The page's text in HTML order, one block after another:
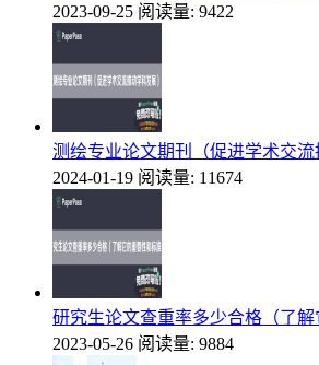
2023-09-25 阅读量: 9422
测绘专业论文期刊（促进学术交流
2024-01-19 阅读量: 11674
研究生论文查重率多少合格（了解
2023-05-26 阅读量: 9884